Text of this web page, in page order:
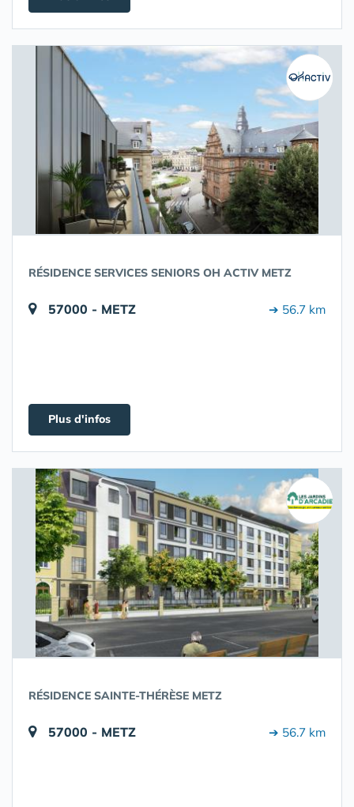
RÉSIDENCE SERVICES SENIORS OH ACTIV METZ
57000 - METZ ➔ 56.7 km
Plus d'infos
RÉSIDENCE SAINTE-THÉRÈSE METZ
57000 - METZ ➔ 56.7 km